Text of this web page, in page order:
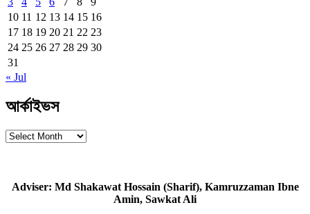
10 11 12 13 14 15 16
17 18 19 20 21 22 23
24 25 26 27 28 29 30
31
« Jul
আর্কাইভস
আর্কাইভস
Adviser: Md Shakawat Hossain (Sharif), Kamruzzaman Ibne
Amin, Sawkat Ali